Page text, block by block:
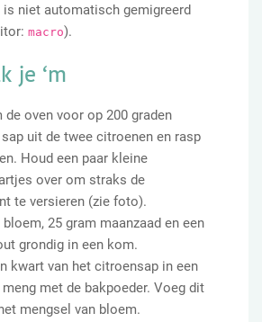
niet automatisch gemigreerd
macro).
je ‘m
de oven voor op 200 graden
sap uit de twee citroenen en rasp
Houd een paar kleine
over om straks de
te versieren (zie foto).
bloem, 25 gram maanzaad en een
grondig in een kom.
kwart van het citroensap in een
meng met de bakpoeder. Voeg dit
mengsel van bloem.